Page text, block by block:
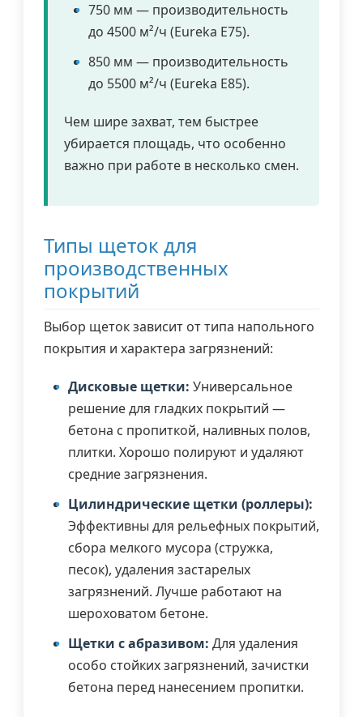
750 мм — производительность
до 4500 м²/ч (Eureka E75).
850 мм — производительность
до 5500 м²/ч (Eureka E85).
Чем шире захват, тем быстрее
убирается площадь, что особенно
важно при работе в несколько смен.
Типы щеток для
производственных
покрытий
Выбор щеток зависит от типа напольного
покрытия и характера загрязнений:
Дисковые щетки: Универсальное
решение для гладких покрытий —
бетона с пропиткой, наливных полов,
плитки. Хорошо полируют и удаляют
средние загрязнения.
Цилиндрические щетки (роллеры):
Эффективны для рельефных покрытий,
сбора мелкого мусора (стружка,
песок), удаления застарелых
загрязнений. Лучше работают на
шероховатом бетоне.
Щетки с абразивом: Для удаления
особо стойких загрязнений, зачистки
бетона перед нанесением пропитки.